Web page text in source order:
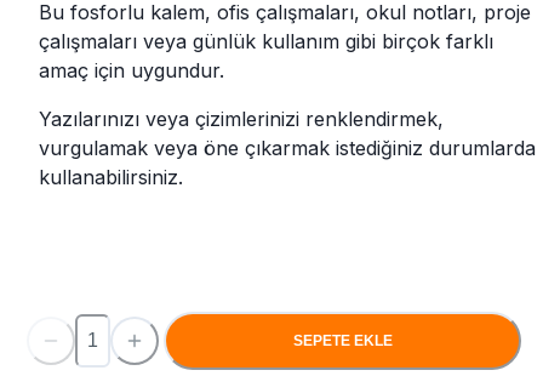
Bu fosforlu kalem, ofis çalışmaları, okul notları, proje
çalışmaları veya günlük kullanım gibi birçok farklı
amaç için uygundur.
Yazılarınızı veya çizimlerinizi renklendirmek,
vurgulamak veya öne çıkarmak istediğiniz durumlarda
kullanabilirsiniz.
SEPETE EKLE